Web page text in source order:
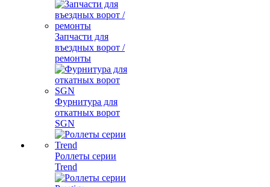
Запчасти для
въездных ворот /
ремонты
Фурнитура для
откатных ворот
SGN
Роллеты серии
Trend